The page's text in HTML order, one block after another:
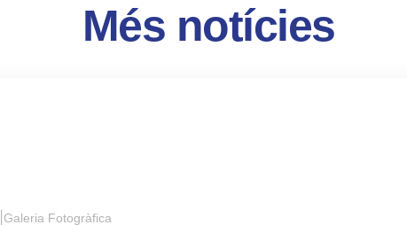
Més notícies
Galeria Fotogràfica